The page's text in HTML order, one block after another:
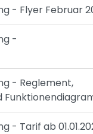
- Flyer Februar
-
- Reglement,
- Tarif ab